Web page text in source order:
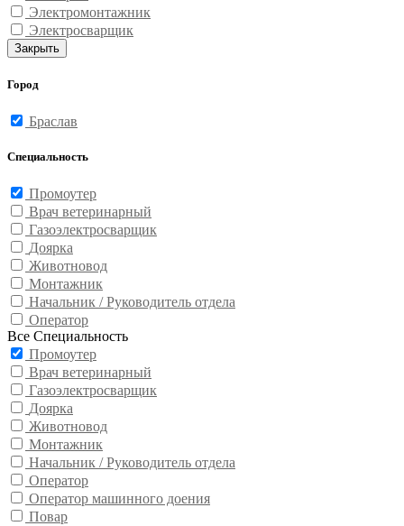
Электромонтажник
Электросварщик
Закрыть
Город
Браслав
Специальность
Промоутер
Врач ветеринарный
Газоэлектросварщик
Доярка
Животновод
Монтажник
Начальник / Руководитель отдела
Оператор
Все Специальность
Промоутер
Врач ветеринарный
Газоэлектросварщик
Доярка
Животновод
Монтажник
Начальник / Руководитель отдела
Оператор
Оператор машинного доения
Повар